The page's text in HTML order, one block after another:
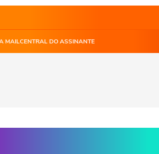
MAILCENTRAL DO ASSINANTE